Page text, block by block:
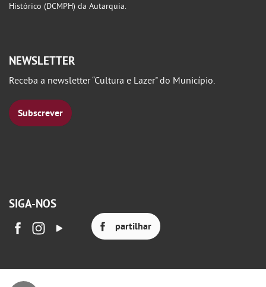
Histórico (DCMPH) da Autarquia.
NEWSLETTER
Receba a newsletter “Cultura e Lazer" do Município.
Subscrever
SIGA-NOS
partilhar